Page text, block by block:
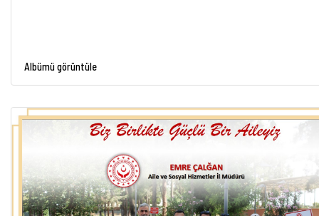
Albümü görüntüle